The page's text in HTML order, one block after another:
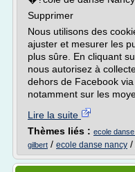
Supprimer
Nous utilisons des
ajuster et mesurer les
plus sûre. En cliquant
nous autorisez à
dehors de Facebook
notamment sur les
Lire la suite
Thèmes liés : ecole
gilbert / ecole danse nancy /